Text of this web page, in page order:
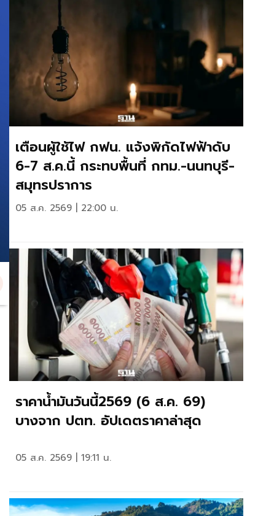
เตือนผู้ใช้ไฟ กฟน. แจ้งพิกัดไฟฟ้าดับ
6-7 ส.ค.นี้ กระทบพื้นที่ กทม.-นนทบุรี-
สมุทรปราการ
05 ส.ค. 2569 | 22:00 น.
ราคาน้ำมันวันนี้2569 (6 ส.ค. 69)
บางจาก ปตท. อัปเดตราคาล่าสุด
05 ส.ค. 2569 | 19:11 น.